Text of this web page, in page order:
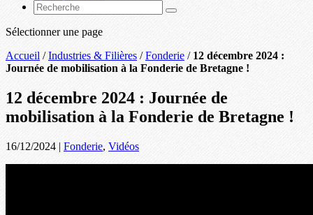
Sélectionner une page
Accueil /Industries & Filières /Fonderie / 12 décembre 2024 :
Journée de mobilisation à la Fonderie de Bretagne !
12 décembre 2024 : Journée de
mobilisation à la Fonderie de Bretagne !
16/12/2024 | Fonderie, Vidéos